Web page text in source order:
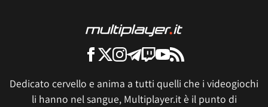
Dedicato cervello e anima a tutti quelli che i videogiochi
li hanno nel sangue, Multiplayer.it è il punto di